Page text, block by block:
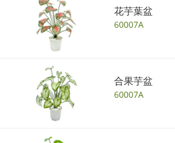
花芋葉盆
60007A
合果芋盆
60007A